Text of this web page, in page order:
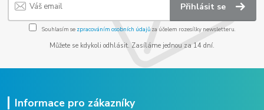
Přihlásit se
Souhlasím se zpracováním osobních údajůza účelem rozesílky newsletteru.
Můžete se kdykoli odhlásit. Zasíláme jednou za 14 dní.
Informace pro zákazníky